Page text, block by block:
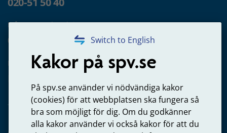
Switch to English
Kakor på spv.se
På spv.se använder vi nödvändiga kakor
(cookies) för att webbplatsen ska fungera så
bra som möjligt för dig. Om du godkänner
alla kakor använder vi också kakor för att du
Frågor om utbetalning
020-65 00 65
Kontakta oss
Arbetsgivare